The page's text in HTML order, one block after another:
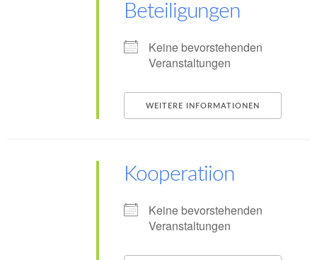
Beteiligungen
Keine bevorstehenden
Veranstaltungen
WEITERE INFORMATIONEN
Kooperatiion
Keine bevorstehenden
Veranstaltungen